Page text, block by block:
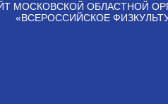
МОСКОВСКОЙ ОБЛАСТНОЙ
«ВСЕРОССИЙСКОЕ